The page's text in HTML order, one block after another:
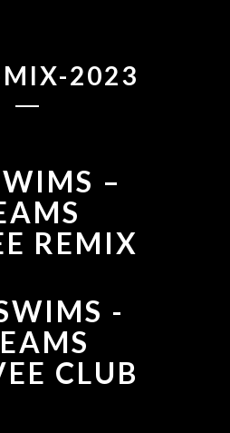
2023
–
REMIX
-
CLUB